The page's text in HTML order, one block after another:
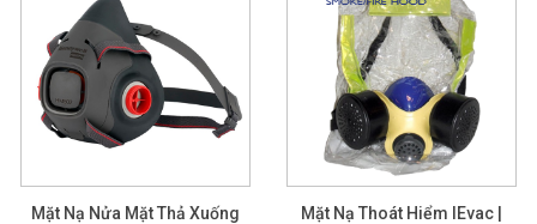
Mặt Nạ Nửa Mặt Thả Xuống
Mặt Nạ Thoát Hiểm IEvac |